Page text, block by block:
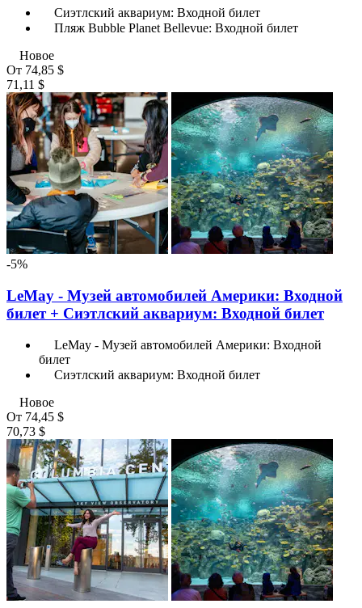
Сиэтлский аквариум: Входной билет
Пляж Bubble Planet Bellevue: Входной билет
Новое
От 74,85 $
71,11 $
-5%
LeMay - Музей автомобилей Америки: Входной
билет + Сиэтлский аквариум: Входной билет
LeMay - Музей автомобилей Америки: Входной
билет
Сиэтлский аквариум: Входной билет
Новое
От 74,45 $
70,73 $